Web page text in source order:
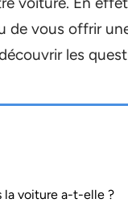
de vous offrir
les
la voiture a-t-elle ?